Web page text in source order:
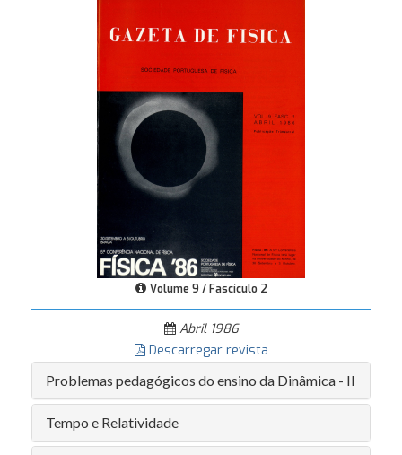
Volume 9 / Fascículo 2
Abril 1986
Descarregar revista
Problemas pedagógicos do ensino da Dinâmica - II
Tempo e Relatividade